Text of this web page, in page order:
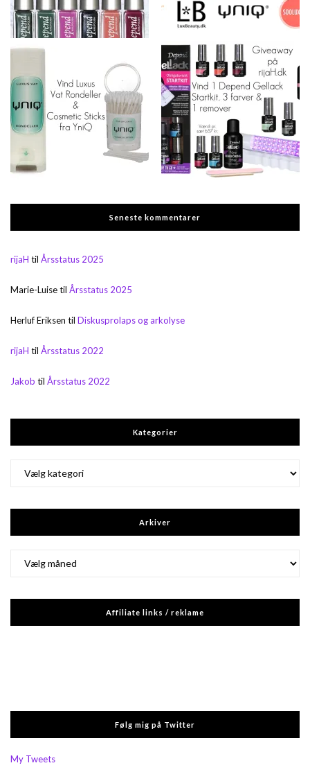
Seneste kommentarer
rijaH til Årsstatus 2025
Marie-Luisetil Årsstatus 2025
Herluf Eriksen til Diskusprolaps og arkolyse
rijaH til Årsstatus 2022
Jakob til Årsstatus 2022
Kategorier
Arkiver
Affiliate links / reklame
Følg mig på Twitter
My Tweets